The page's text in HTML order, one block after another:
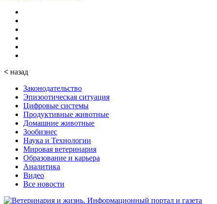
< назад
Законодательство
Эпизоотическая ситуация
Цифровые системы
Продуктивные животные
Домашние животные
Зообизнес
Наука и Технологии
Мировая ветеринария
Образование и карьера
Аналитика
Видео
Все новости